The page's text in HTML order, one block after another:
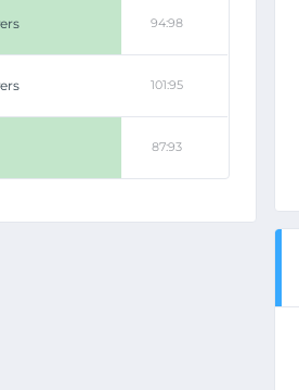
94:98
101:95
87:93